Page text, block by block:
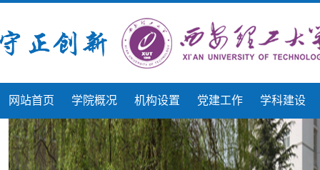
网站首页 学院概况 机构设置 党建工作 学科建设